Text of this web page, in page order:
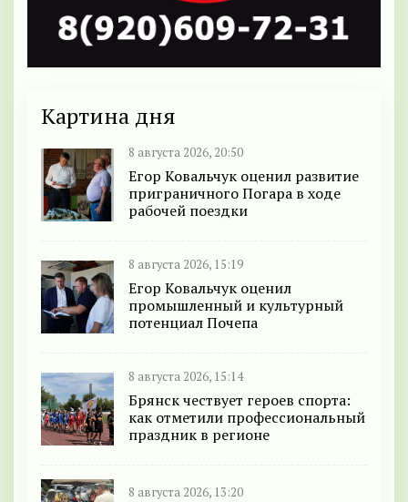
Картина дня
8 августа 2026, 20:50
Егор Ковальчук оценил развитие
приграничного Погара в ходе
рабочей поездки
8 августа 2026, 15:19
Егор Ковальчук оценил
промышленный и культурный
потенциал Почепа
8 августа 2026, 15:14
Брянск чествует героев спорта:
как отметили профессиональный
праздник в регионе
8 августа 2026, 13:20